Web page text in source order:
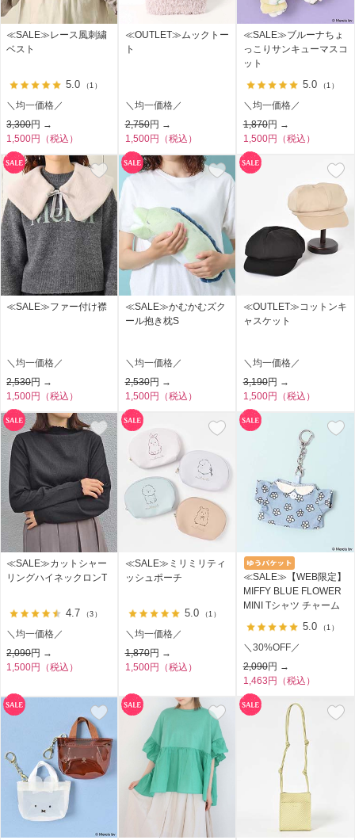
≪SALE≫レース風刺繍
ベスト
5.0 （1）
＼均一価格／
3,300円 →
1,500円（税込）
≪OUTLET≫ムックトー
ト
＼均一価格／
2,750円 →
1,500円（税込）
≪SALE≫ブルーナちょ
っこりサンキューマスコ
ット
5.0 （1）
＼均一価格／
1,870円 →
1,500円（税込）
≪SALE≫ファー付け襟
＼均一価格／
2,530円 →
1,500円（税込）
≪SALE≫かむかむズク
ール抱き枕S
＼均一価格／
2,530円 →
1,500円（税込）
≪OUTLET≫コットンキ
ャスケット
＼均一価格／
3,190円 →
1,500円（税込）
≪SALE≫カットシャー
リングハイネックロンT
4.7 （3）
＼均一価格／
2,090円 →
1,500円（税込）
≪SALE≫ミリミリティ
ッシュポーチ
5.0 （1）
＼均一価格／
1,870円 →
1,500円（税込）
≪SALE≫【WEB限定】
MIFFY BLUE FLOWER
MINI Tシャツ チャーム
5.0 （1）
＼30%OFF／
2,090円 →
1,463円（税込）